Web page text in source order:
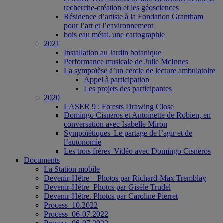
recherche-création et les géosciences
Résidence d’artiste à la Fondation Grantham
pour l’art et l’environnement
bois eau métal. une cartographie
2021
Installation au Jardin botanique
Performance musicale de Julie McInnes
La sympoïèse d’un cercle de lecture ambulatoire
Appel à participation
Les projets des participantes
2020
LASER 9 : Forests Drawing Close
Domingo Cisneros et Antoinette de Robien, en
conversation avec Isabelle Miron
Sympoïétiques_Le partage de l’agir et de
l’autonomie
Les trois frères. Vidéo avec Domingo Cisneros
Documents
La Station mobile
Devenir-Hêtre – Photos par Richard-Max Tremblay
Devenir-Hêtre_Photos par Gisèle Trudel
Devenir-Hêtre. Photos par Caroline Pierret
Process_10.2022
Process_06-07.2022